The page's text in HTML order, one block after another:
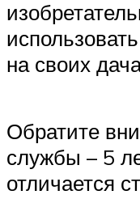
на своих
Обратите
службы – 5
отличается